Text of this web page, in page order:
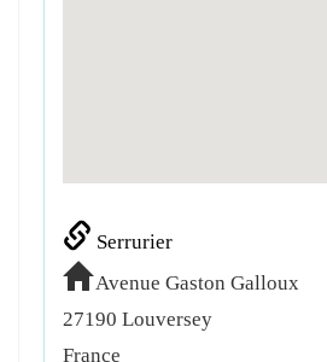
Serrurier
Avenue Gaston Galloux
27190 Louversey
France